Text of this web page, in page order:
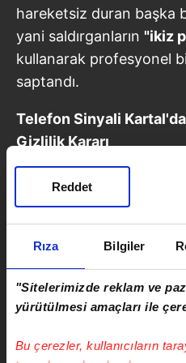
Rıza Bilgiler
"Sitelerimizde reklam ve
yürütülmesi amaçları ile
Bu çerezler, kullanıcıların
Reddet
hareketsiz duran başka
yani saldırganların "ikiz
kullanarak profesyonel
saptandı.
Telefon Sinyali
Gizlilik Kararı
Halk TV yayınına
hiçbir husumetlerinin
dürüstlüğüyle
telefonundan son olarak
bir araziden sinyal
polisin arama
yoğunlaştırdığını
hassasiyeti ve